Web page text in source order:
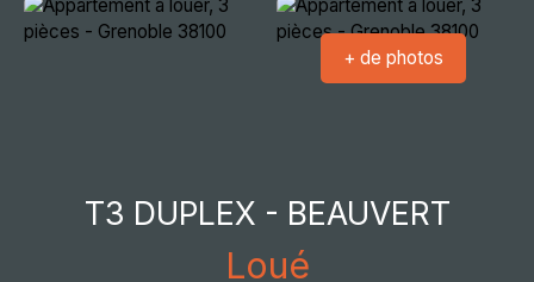
+ de photos
T3 DUPLEX - BEAUVERT
Loué